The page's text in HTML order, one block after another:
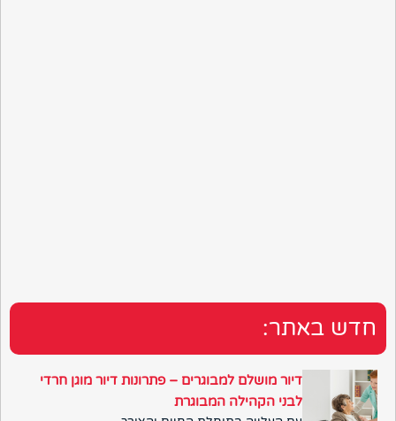
חדש באתר:
דיור מושלם למבוגרים – פתרונות דיור מוגן חרדי
לבני הקהילה המבוגרת